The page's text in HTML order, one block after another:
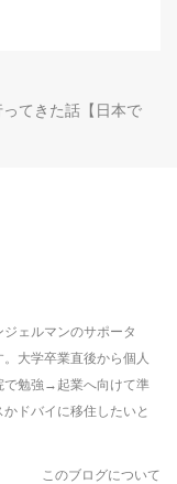
てきた話【日本で
ェルマンのサポータ
大学卒業直後から個人
で勉強→起業へ向けて準
ドバイに移住したいと
このブログについて